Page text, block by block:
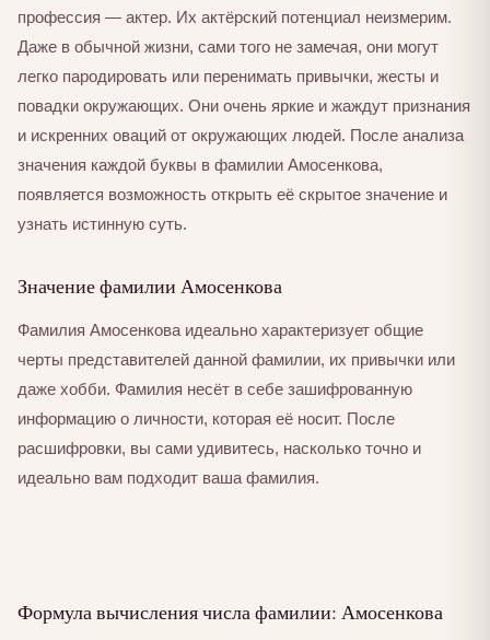
профессия — актер. Их актёрский потенциал неизмерим.
Даже в обычной жизни, сами того не замечая, они могут
легко пародировать или перенимать привычки, жесты и
повадки окружающих. Они очень яркие и жаждут признания
и искренних оваций от окружающих людей. После анализа
значения каждой буквы в фамилии Амосенкова,
появляется возможность открыть её скрытое значение и
узнать истинную суть.
Значение фамилии Амосенкова
Фамилия Амосенкова идеально характеризует общие
черты представителей данной фамилии, их привычки или
даже хобби. Фамилия несёт в себе зашифрованную
информацию о личности, которая её носит. После
расшифровки, вы сами удивитесь, насколько точно и
идеально вам подходит ваша фамилия.
Формула вычисления числа фамилии: Амосенкова